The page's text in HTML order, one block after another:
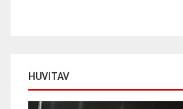
HUVITAV